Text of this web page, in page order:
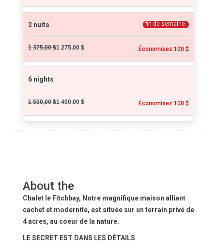
2 nuits fin de semaine
1 375,00 $1 275,00 $ Économisez 100 $
6 nights
1 500,00 $1 400,00 $ Économisez 100 $
About the
Chalet le Fitchbay, Notre magnifique maison alliant
cachet et modernité, est située sur un terrain privé de
4 acres, au coeur de la nature.
LE SECRET EST DANS LES DÉTAILS